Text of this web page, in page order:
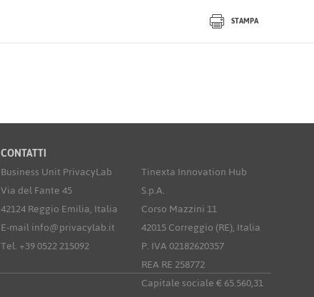
STAMPA
CONTATTI
Business Unit PrivacyLab
Via del Fante 45
42124 Reggio Emilia, Italia
E-mail info@privacylab.it
Tel. +39 0522 215092
Tinexta Innovation Hub
S.p.A.
Corso Mazzini 11
42015 Correggio (RE), Italia
P. IVA 02182620357
REA RE 258772
Capitale sociale € 65.560,31